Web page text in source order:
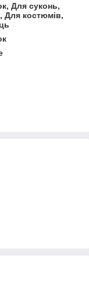
Для суконь,
Для костюмів,